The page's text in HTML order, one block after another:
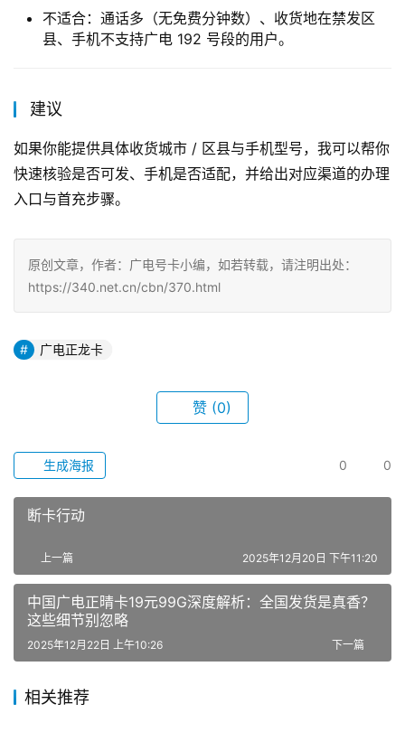
不适合：通话多（无免费分钟数）、收货地在禁发区
县、手机不支持广电 192 号段的用户。
建议
如果你能提供具体收货城市 / 区县与手机型号，我可以帮你
快速核验是否可发、手机是否适配，并给出对应渠道的办理
入口与首充步骤。
原创文章，作者：广电号卡小编，如若转载，请注明出处：
https://340.net.cn/cbn/370.html
广电正龙卡
赞 (0)
0 0
生成海报
断卡行动
上一篇 2025年12月20日 下午11:20
中国广电正晴卡19元99G深度解析：全国发货是真香？
这些细节别忽略
下一篇
2025年12月22日 上午10:26
相关推荐